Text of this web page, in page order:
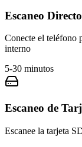
Escaneo
Conecte el teléfono
interno
5-30 minutos
Escaneo de
Escanee la tarjeta